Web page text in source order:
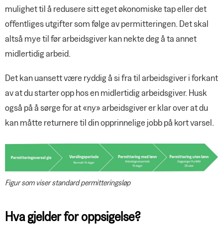
mulighet til å redusere sitt eget økonomiske tap eller det
offentliges utgifter som følge av permitteringen. Det skal
altså mye til før arbeidsgiver kan nekte deg å ta annet
midlertidig arbeid.
Det kan uansett være ryddig å si fra til arbeidsgiver i forkant
av at du starter opp hos en midlertidig arbeidsgiver. Husk
også på å sørge for at «ny» arbeidsgiver er klar over at du
kan måtte returnere til din opprinnelige jobb på kort varsel.
Figur som viser standard permitteringsløp
Hva gjelder for oppsigelse?